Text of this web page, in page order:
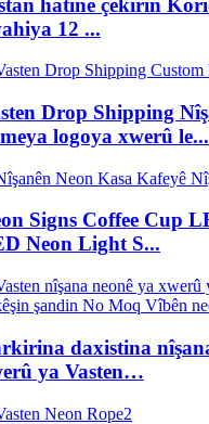
12 ...
Drop Shipping
logoya xwerû le...
Signs Coffee Cup
Neon Light S...
daxistina
ya Vasten…